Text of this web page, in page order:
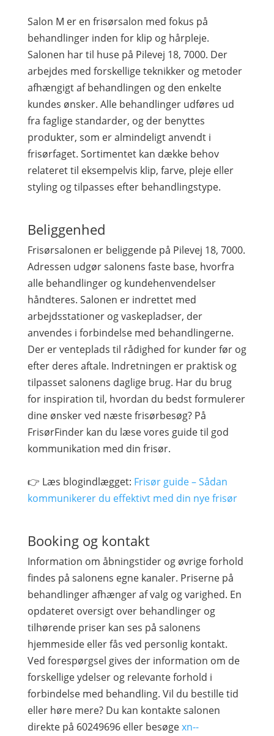
Salon M er en frisørsalon med fokus på
behandlinger inden for klip og hårpleje.
Salonen har til huse på Pilevej 18, 7000. Der
arbejdes med forskellige teknikker og metoder
afhængigt af behandlingen og den enkelte
kundes ønsker. Alle behandlinger udføres ud
fra faglige standarder, og der benyttes
produkter, som er almindeligt anvendt i
frisørfaget. Sortimentet kan dække behov
relateret til eksempelvis klip, farve, pleje eller
styling og tilpasses efter behandlingstype.
Beliggenhed
Frisørsalonen er beliggende på Pilevej 18, 7000.
Adressen udgør salonens faste base, hvorfra
alle behandlinger og kundehenvendelser
håndteres. Salonen er indrettet med
arbejdsstationer og vaskepladser, der
anvendes i forbindelse med behandlingerne.
Der er venteplads til rådighed for kunder før og
efter deres aftale. Indretningen er praktisk og
tilpasset salonens daglige brug. Har du brug
for inspiration til, hvordan du bedst formulerer
dine ønsker ved næste frisørbesøg? På
FrisørFinder kan du læse vores guide til god
kommunikation med din frisør.
👉 Læs blogindlægget: Frisør guide – Sådan
kommunikerer du effektivt med din nye frisør
Booking og kontakt
Information om åbningstider og øvrige forhold
findes på salonens egne kanaler. Priserne på
behandlinger afhænger af valg og varighed. En
opdateret oversigt over behandlinger og
tilhørende priser kan ses på salonens
hjemmeside eller fås ved personlig kontakt.
Ved forespørgsel gives der information om de
forskellige ydelser og relevante forhold i
forbindelse med behandling. Vil du bestille tid
eller høre mere? Du kan kontakte salonen
direkte på 60249696 eller besøgexn--